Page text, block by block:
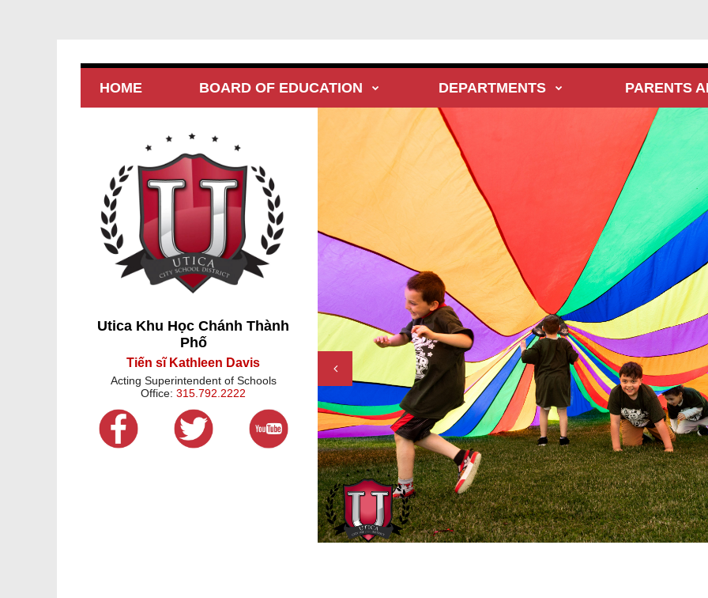
HOME BOARD OF EDUCATION DEPARTMENTS PARENTS
Utica Khu Học Chánh Thành
Phố
Tiến sĩ Kathleen Davis
Acting Superintendent of Schools
Office: 315.792.2222
Previous